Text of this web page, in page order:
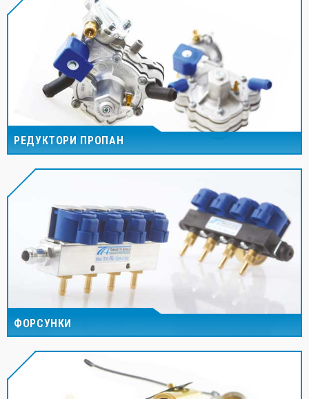
РЕДУКТОРИ ПРОПАН
ФОРСУНКИ